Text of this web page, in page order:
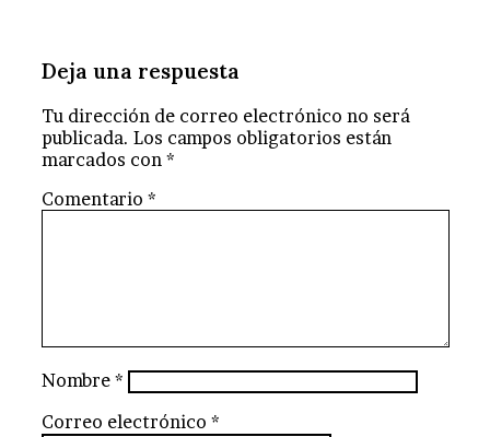
Deja una respuesta
Tu dirección de correo electrónico no será
publicada. Los campos obligatorios están
marcados con *
Comentario *
Nombre *
Correo electrónico *